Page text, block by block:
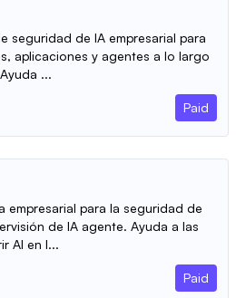
seguridad de IA empresarial para
aplicaciones y agentes a lo largo
...
Paid
empresarial para la seguridad de
de IA agente. Ayuda a las
AI en l...
Paid